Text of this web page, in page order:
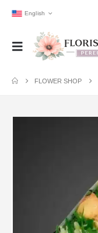
English
FLOWER SHOP